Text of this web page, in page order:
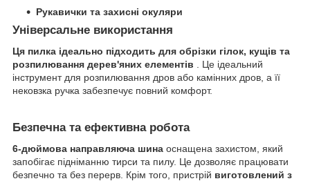
Рукавички та захисні окуляри
Універсальне використання
Ця пилка ідеально підходить для обрізки гілок, кущів та
розпилювання дерев'яних елементів . Це ідеальний
інструмент для розпилювання дров або камінних дров, а її
нековзка ручка забезпечує повний комфорт.
Безпечна та ефективна робота
6-дюймова направляюча шина оснащена захистом, який
запобігає підніманню тирси та пилу. Це дозволяє працювати
безпечно та без перерв. Крім того, пристрій виготовлений з